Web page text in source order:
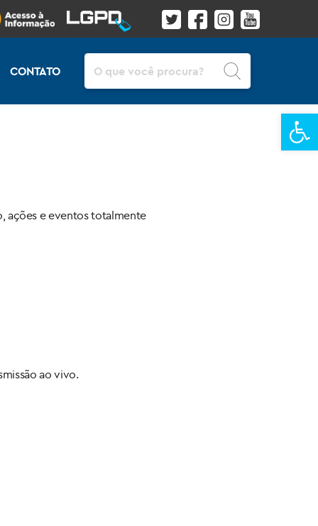
CONTATO
ações e eventos totalmente
ao vivo.